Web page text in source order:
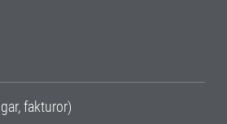
fakturor)